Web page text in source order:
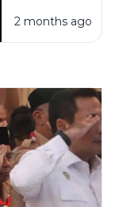
Bening
yang
Beda Sawit
Mentah vs
Minyak
Olahan
2 months ago